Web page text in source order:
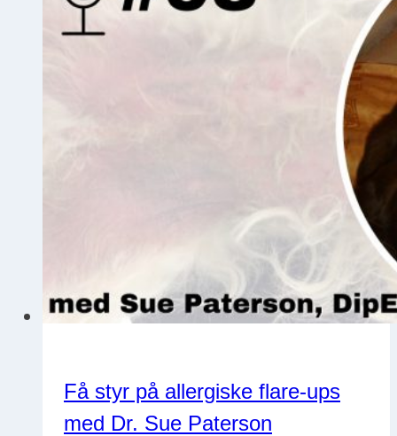
Få styr på allergiske flare-ups
med Dr. Sue Paterson